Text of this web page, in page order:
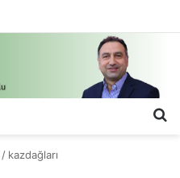
/ kazdağları